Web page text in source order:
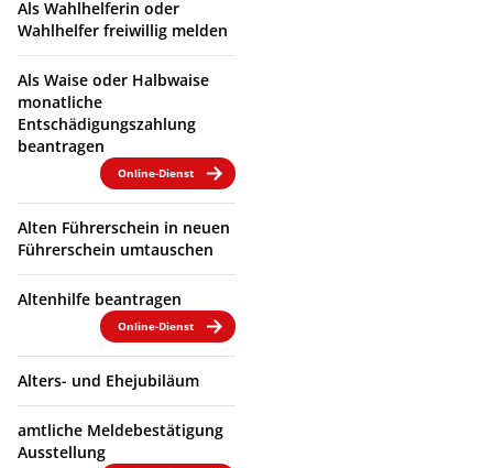
Als Wahlhelferin oder
Wahlhelfer freiwillig melden
Als Waise oder Halbwaise
monatliche
Entschädigungszahlung
beantragen
Online-Dienst
Alten Führerschein in neuen
Führerschein umtauschen
Altenhilfe beantragen
Online-Dienst
Alters- und Ehejubiläum
amtliche Meldebestätigung
Ausstellung